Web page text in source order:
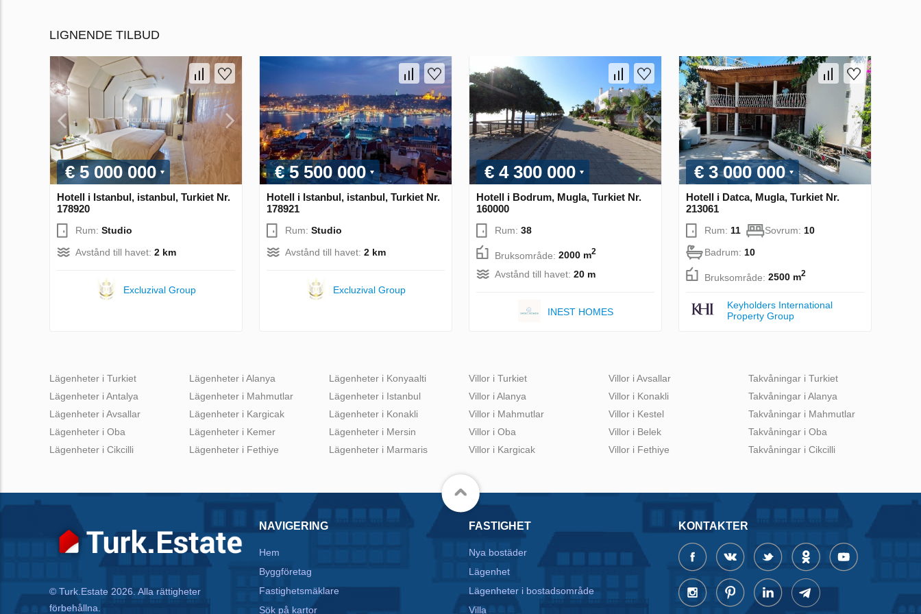
LIGNENDE TILBUD
€ 5 000 000
Hotell i Istanbul, istanbul, Turkiet Nr.
178920
Rum: Studio
Avstånd till havet: 2 km
Excluzival Group
€ 5 500 000
Hotell i Istanbul, istanbul, Turkiet Nr.
178921
Rum: Studio
Avstånd till havet: 2 km
Excluzival Group
€ 4 300 000
Hotell i Bodrum, Mugla, Turkiet Nr.
160000
Rum: 38
Bruksområde: 2000 m2
Avstånd till havet: 20 m
INEST HOMES
€ 3 000 000
Hotell i Datca, Mugla, Turkiet Nr.
213061
Rum: 11 Sovrum: 10
Badrum: 10
Bruksområde: 2500 m2
Keyholders International
Property Group
Lägenheter i Turkiet
Lägenheter i Antalya
Lägenheter i Avsallar
Lägenheter i Oba
Lägenheter i Cikcilli
Lägenheter i Alanya
Lägenheter i Mahmutlar
Lägenheter i Kargicak
Lägenheter i Kemer
Lägenheter i Fethiye
Lägenheter i Konyaalti
Lägenheter i Istanbul
Lägenheter i Konakli
Lägenheter i Mersin
Lägenheter i Marmaris
Villor i Turkiet
Villor i Alanya
Villor i Mahmutlar
Villor i Oba
Villor i Kargicak
Villor i Avsallar
Villor i Konakli
Villor i Kestel
Villor i Belek
Villor i Fethiye
Takvåningar i Turkiet
Takvåningar i Alanya
Takvåningar i Mahmutlar
Takvåningar i Oba
Takvåningar i Cikcilli
© Turk.Estate 2026. Alla rättigheter
förbehållna.
NAVIGERING
Hem
Byggföretag
Fastighetsmäklare
Sök på kartor
FASTIGHET
Nya bostäder
Lägenhet
Lägenheter i bostadsområde
Villa
KONTAKTER